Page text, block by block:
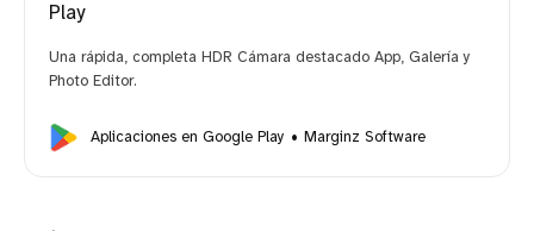
Play
Una rápida, completa HDR Cámara destacado App, Galería y
Photo Editor.
Aplicaciones en Google Play Marginz Software